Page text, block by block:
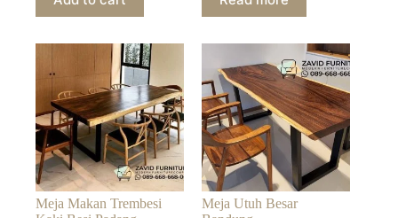
Meja Makan Trembesi
Meja Utuh Besar